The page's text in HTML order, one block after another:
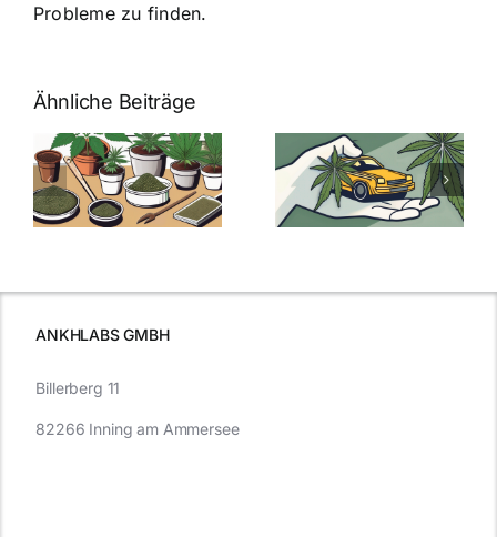
Probleme zu finden.
Ähnliche Beiträge
Neue THC-
Grenzwert-
Regelung:
Was Sie über
Cannabis und
müssen
Cannabis
Samen
kaufen: Alles
was Sie
ANKHLABS GMBH
Billerberg 11
82266 Inning am Ammersee